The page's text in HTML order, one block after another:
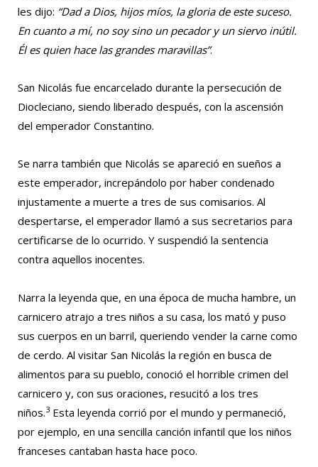
les dijo: “Dad a Dios, hijos míos, la gloria de este suceso.
En cuanto a mí, no soy sino un pecador y un siervo inútil.
Él es quien hace las grandes maravillas”.
San Nicolás fue encarcelado durante la persecución de
Diocleciano, siendo liberado después, con la ascensión
del emperador Constantino.
Se narra también que Nicolás se apareció en sueños a
este emperador, increpándolo por haber condenado
injustamente a muerte a tres de sus comisarios. Al
despertarse, el emperador llamó a sus secretarios para
certificarse de lo ocurrido. Y suspendió la sentencia
contra aquellos inocentes.
Narra la leyenda que, en una época de mucha hambre, un
carnicero atrajo a tres niños a su casa, los mató y puso
sus cuerpos en un barril, queriendo vender la carne como
de cerdo. Al visitar San Nicolás la región en busca de
alimentos para su pueblo, conoció el horrible crimen del
carnicero y, con sus oraciones, resucitó a los tres
niños.3 Esta leyenda corrió por el mundo y permaneció,
por ejemplo, en una sencilla canción infantil que los niños
franceses cantaban hasta hace poco.